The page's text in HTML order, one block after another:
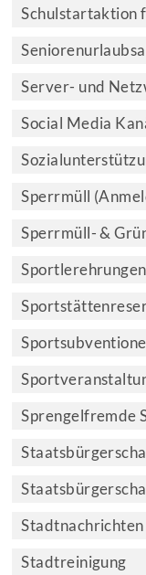
Schulstartaktion
Server- und
Social Media
Sperrmüll
Sperrmüll- &
Sprengelfremde
Stadtnachrichten
Stadtreinigung